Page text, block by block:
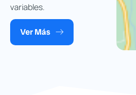
variables.
Ver Más